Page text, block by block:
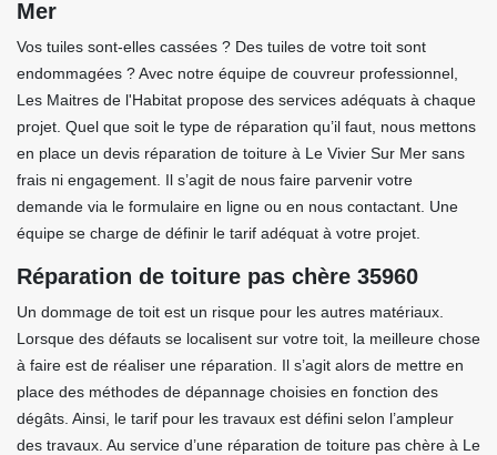
Mer
Vos tuiles sont-elles cassées ? Des tuiles de votre toit sont
endommagées ? Avec notre équipe de couvreur professionnel,
Les Maitres de l'Habitat propose des services adéquats à chaque
projet. Quel que soit le type de réparation qu’il faut, nous mettons
en place un devis réparation de toiture à Le Vivier Sur Mer sans
frais ni engagement. Il s’agit de nous faire parvenir votre
demande via le formulaire en ligne ou en nous contactant. Une
équipe se charge de définir le tarif adéquat à votre projet.
Réparation de toiture pas chère 35960
Un dommage de toit est un risque pour les autres matériaux.
Lorsque des défauts se localisent sur votre toit, la meilleure chose
à faire est de réaliser une réparation. Il s’agit alors de mettre en
place des méthodes de dépannage choisies en fonction des
dégâts. Ainsi, le tarif pour les travaux est défini selon l’ampleur
des travaux. Au service d’une réparation de toiture pas chère à Le